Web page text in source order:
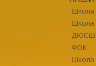
Школа
ДЮСШ
ФОК
Школа